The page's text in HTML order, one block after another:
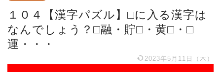
１０４【漢字パズル】□に入る漢字は
なんでしょう？□融・貯□・黄□・□
運・・・
2023年5月11日（木）